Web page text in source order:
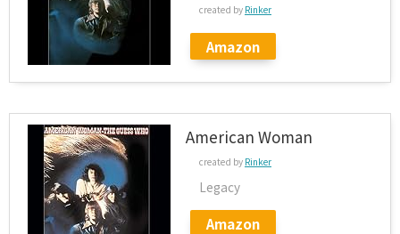
created by Rinker
Amazon
American Woman
created by Rinker
Legacy
Amazon